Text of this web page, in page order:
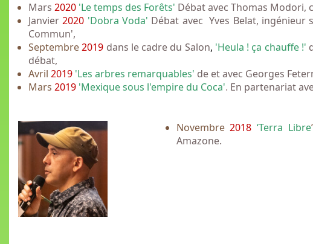
Mars 2020 'Le temps des Forêts' Débat avec Thomas Modori,
Janvier 2020 'Dobra Voda' Débat avec Yves Belat, ingénieur
Commun',
Septembre2019 dans le cadre du Salon, 'Heula ! ça chauffe !'
débat,
Avril 2019 'Les arbres remarquables' de et avec Georges
Mars 2019 'Mexique sous l'empire du Coca'. En partenariat
Novembre2018 ‘Terra Libre
Amazone.